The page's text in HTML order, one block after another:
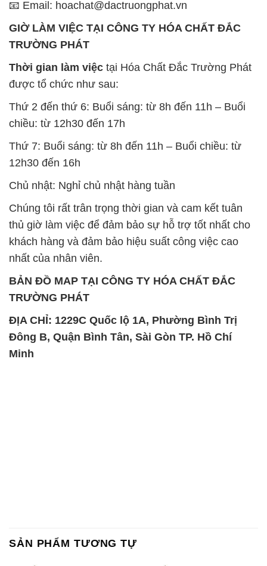
📧 Email: hoachat@dactruongphat.vn
GIỜ LÀM VIỆC TẠI CÔNG TY HÓA CHẤT ĐẮC
TRƯỜNG PHÁT
Thời gian làm việc tại Hóa Chất Đắc Trường Phát
được tổ chức như sau:
Thứ 2 đến thứ 6: Buổi sáng: từ 8h đến 11h – Buổi
chiều: từ 12h30 đến 17h
Thứ 7: Buổi sáng: từ 8h đến 11h – Buổi chiều: từ
12h30 đến 16h
Chủ nhật: Nghỉ chủ nhật hàng tuần
Chúng tôi rất trân trọng thời gian và cam kết tuân
thủ giờ làm việc để đảm bảo sự hỗ trợ tốt nhất cho
khách hàng và đảm bảo hiệu suất công việc cao
nhất của nhân viên.
BẢN ĐỒ MAP TẠI CÔNG TY HÓA CHẤT ĐẮC
TRƯỜNG PHÁT
ĐỊA CHỈ: 1229C Quốc lộ 1A, Phường Bình Trị
Đông B, Quận Bình Tân, Sài Gòn TP. Hồ Chí
Minh
SẢN PHẨM TƯƠNG TỰ